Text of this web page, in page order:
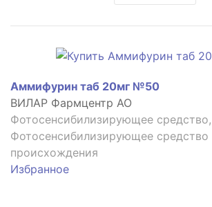
Аммифурин таб 20мг №50
ВИЛАР Фармцентр АО
Фотосенсибилизирующее средство,
Фотосенсибилизирующее средство
происхождения
Избранное